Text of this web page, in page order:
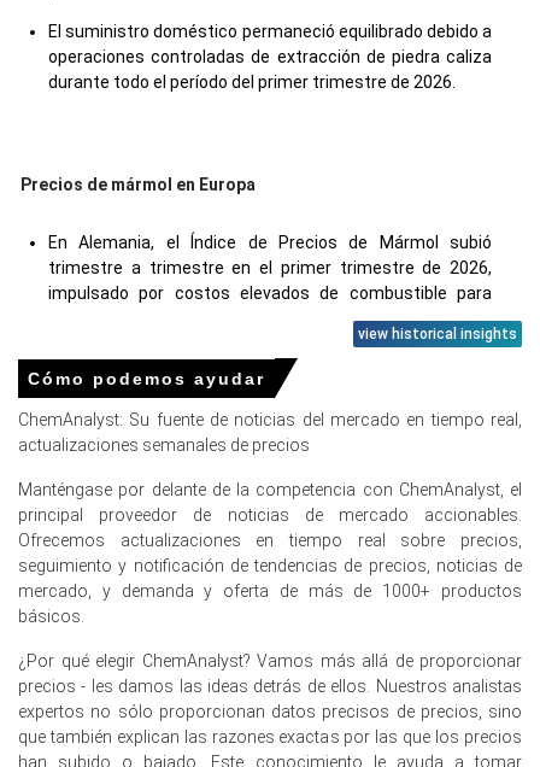
El suministro doméstico permaneció equilibrado debido a
operaciones controladas de extracción de piedra caliza
durante todo el período del primer trimestre de 2026.
Precios de mármol en Europa
En Alemania, el Índice de Precios de Mármol subió
trimestre a trimestre en el primer trimestre de 2026,
impulsado por costos elevados de combustible para
La tendencia del costo de producción de mármol
aumentó en marzo de 2026 ya que la inflación del
consumidor alcanzó el 2.7 por ciento, a pesar de que los
precios de los productores disminuyeron un 0.2 por
Las perspectivas de demanda de mármol enfrentaron
vientos en contra en febrero de 2026 con un crecimiento
de la producción industrial del 0.0 por ciento y un índice
de manufactura en contracción.
Las ventas minoristas cayeron un 2.0 por ciento y el
reduciendo el gasto discrecional en Marble residencial
premium.
La producción doméstica de mármol y el consumo
view historical insights
Cómo podemos ayudar
ChemAnalyst: Su fuente de noticias del mercado en tiempo real,
actualizaciones semanales de precios
Manténgase por delante de la competencia con ChemAnalyst, el
principal proveedor de noticias de mercado accionables.
Ofrecemos actualizaciones en tiempo real sobre precios,
seguimiento y notificación de tendencias de precios, noticias de
mercado, y demanda y oferta de más de 1000+ productos
básicos.
¿Por qué elegir ChemAnalyst? Vamos más allá de proporcionar
precios - les damos las ideas detrás de ellos. Nuestros analistas
expertos no sólo proporcionan datos precisos de precios, sino
que también explican las razones exactas por las que los precios
han subido o bajado. Este conocimiento le ayuda a tomar